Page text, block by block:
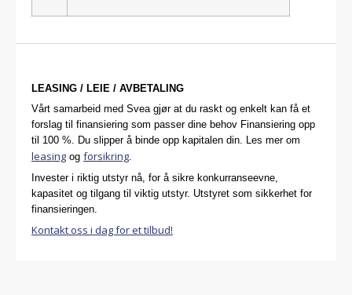
LEASING / LEIE / AVBETALING
Vårt samarbeid med Svea gjør at du raskt og enkelt kan få et
forslag til finansiering som passer dine behov Finansiering opp
til 100 %. Du slipper å binde opp kapitalen din. Les mer om
leasing og forsikring.
Invester i riktig utstyr nå, for å sikre konkurranseevne,
kapasitet og tilgang til viktig utstyr. Utstyret som sikkerhet for
finansieringen.
Kontakt oss i dag for et tilbud!